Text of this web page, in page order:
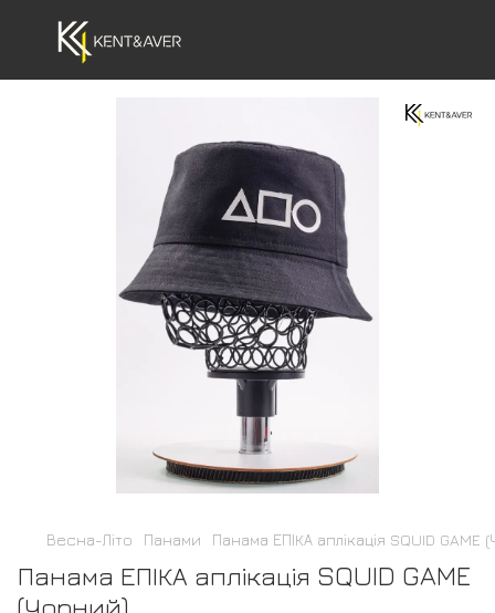
Весна-Літо Панами Панама ЕПІКА аплікація SQUID GAME
Панама ЕПІКА аплікація SQUID GAME
(Чорний)